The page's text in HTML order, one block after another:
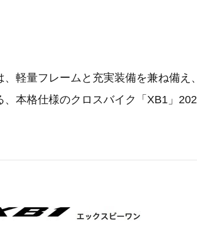
軽量フレームと充実装備を兼ね備え
本格仕様のクロスバイク「XB1」